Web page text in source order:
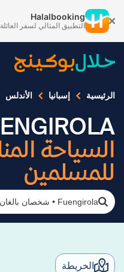
Halalbooking
التطبيق المثالي لسفر
الرئيسية إسبانيا الأندلس
السياحة
للمسلمين
Fuengirola
• شخصان بالغان
الخريطة